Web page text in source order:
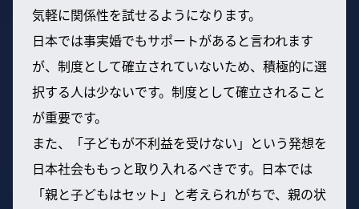
気軽に関係性を試せるようになります。
日本では事実婚でもサポートがあると言われます
が、制度として確立されていないため、積極的に選
択する人は少ないです。制度として確立されること
が重要です。
また、「子どもが不利益を受けない」という発想を
日本社会ももっと取り入れるべきです。日本では
「親と子どもはセット」と考えられがちで、親の状